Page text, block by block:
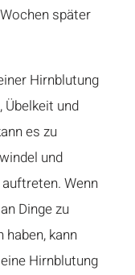
später
Hirnblutung
und
es zu
und
Wenn
Dinge zu
kann
Hirnblutung